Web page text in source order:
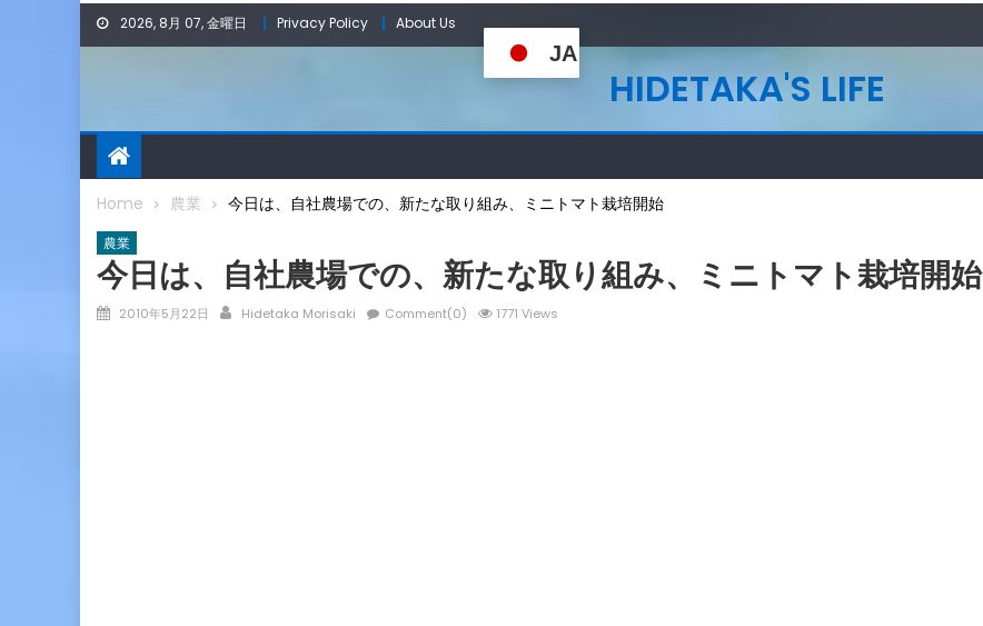
Skip
2026, 8月 07, 金曜日 Privacy Policy About Us
JA
HIDETAKA'S LIFE
Home 農業 今日は、自社農場での、新たな取り組み、ミニトマト栽培開始
農業
今日は、自社農場での、新たな取り組み、ミニトマト栽培開始
Posted
2010年5月22日 Author
Hidetaka Morisaki Comment(0) 1771 Views